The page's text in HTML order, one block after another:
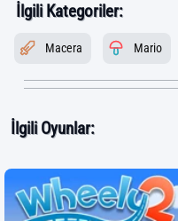
İlgili Kategoriler:
Macera Mario
İlgili Oyunlar: